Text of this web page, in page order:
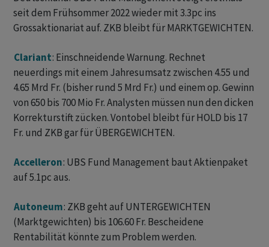
seit dem Frühsommer 2022 wieder mit 3.3pc ins
Grossaktionariat auf. ZKB bleibt für MARKTGEWICHTEN.
Clariant: Einschneidende Warnung. Rechnet
neuerdings mit einem Jahresumsatz zwischen 4.55 und
4.65 Mrd Fr. (bisher rund 5 Mrd Fr.) und einem op. Gewinn
von 650 bis 700 Mio Fr. Analysten müssen nun den dicken
Korrekturstift zücken. Vontobel bleibt für HOLD bis 17
Fr. und ZKB gar für ÜBERGEWICHTEN.
Accelleron: UBS Fund Management baut Aktienpaket
auf 5.1pc aus.
Autoneum: ZKB geht auf UNTERGEWICHTEN
(Marktgewichten) bis 106.60 Fr. Bescheidene
Rentabilität könnte zum Problem werden.